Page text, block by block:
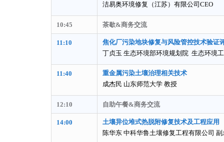
洁易奥环境修复（江苏）有限公司CEO
10:45 茶歇&商务交流
11:10
焦化厂污染地块修复与风险管控技术验证
丁贞玉 生态环境部环境规划院 生态环境
11:40
重金属污染土壤治理相关技术
成杰民 山东师范大学 教授
12:10 自助午餐&商务交流
14:00
土壤异位堆式热脱附修复技术及工程应用
陈华东 中科华鲁土壤修复工程有限公司